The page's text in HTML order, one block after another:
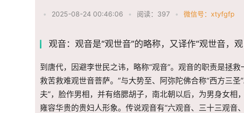
• 2025-08-24 00:46:06 • 阅读：397 • 微信号：xtyfgfp
观音：观音是“观世音”的略称，又译作“观世音，
到唐代，因避李世民之讳，略称“观音”。观音的职责是拯
救苦救难观世音菩萨。”与大势至、阿弥陀佛合称“西方三
夫”，脸作男相，并有络腮胡子，南北朝以后，为男身女
雍容华贵的贵妇人形象。传说观音有“六观音、三十三观音